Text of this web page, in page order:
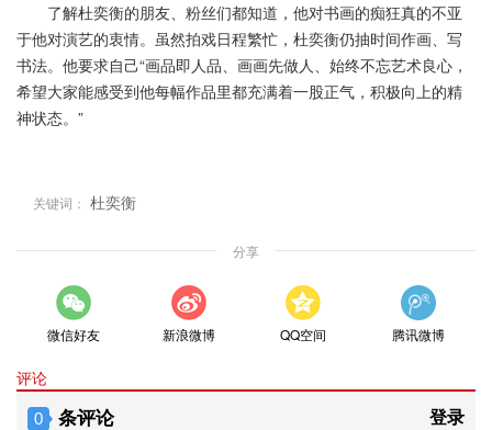
了解杜奕衡的朋友、粉丝们都知道，他对书画的痴狂真的不亚
于他对演艺的衷情。虽然拍戏日程繁忙，杜奕衡仍抽时间作画、写
书法。他要求自己“画品即人品、画画先做人、始终不忘艺术良心，
希望大家能感受到他每幅作品里都充满着一股正气，积极向上的精
神状态。”
关键词： 杜奕衡
分享
微信好友 新浪微博 QQ空间 腾讯微博
评论
0 条评论 登录